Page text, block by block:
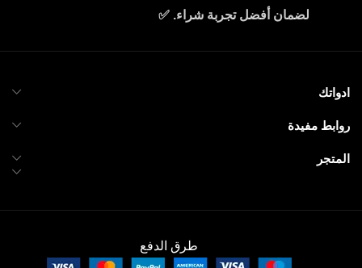
لضمان أفضل تجربة شراء. ✅
ادواتك
روابط مفيدة
المتجر
طرق الدفع